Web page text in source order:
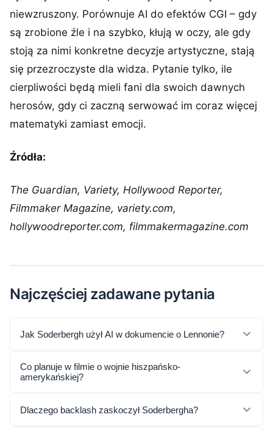
niewzruszony. Porównuje AI do efektów CGI – gdy
są zrobione źle i na szybko, kłują w oczy, ale gdy
stoją za nimi konkretne decyzje artystyczne, stają
się przezroczyste dla widza. Pytanie tylko, ile
cierpliwości będą mieli fani dla swoich dawnych
herosów, gdy ci zaczną serwować im coraz więcej
matematyki zamiast emocji.
Źródła:
The Guardian, Variety, Hollywood Reporter,
Filmmaker Magazine, variety.com,
hollywoodreporter.com, filmmakermagazine.com
Najczęściej zadawane pytania
Jak Soderbergh użył AI w dokumencie o Lennonie?
Co planuje w filmie o wojnie hiszpańsko-
amerykańskiej?
Dlaczego backlash zaskoczył Soderbergha?